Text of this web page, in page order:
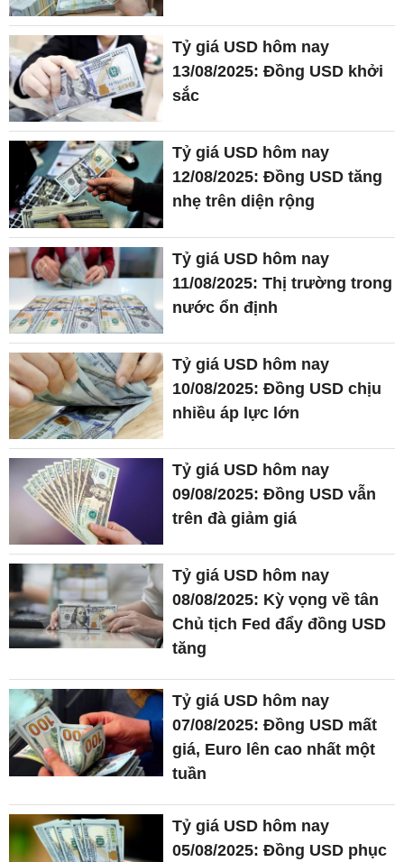
Tỷ giá USD hôm nay
13/08/2025: Đồng USD khởi
sắc
Tỷ giá USD hôm nay
12/08/2025: Đồng USD tăng
nhẹ trên diện rộng
Tỷ giá USD hôm nay
11/08/2025: Thị trường trong
nước ổn định
Tỷ giá USD hôm nay
10/08/2025: Đồng USD chịu
nhiều áp lực lớn
Tỷ giá USD hôm nay
09/08/2025: Đồng USD vẫn
trên đà giảm giá
Tỷ giá USD hôm nay
08/08/2025: Kỳ vọng về tân
Chủ tịch Fed đẩy đồng USD
tăng
Tỷ giá USD hôm nay
07/08/2025: Đồng USD mất
giá, Euro lên cao nhất một
tuần
Tỷ giá USD hôm nay
05/08/2025: Đồng USD phục